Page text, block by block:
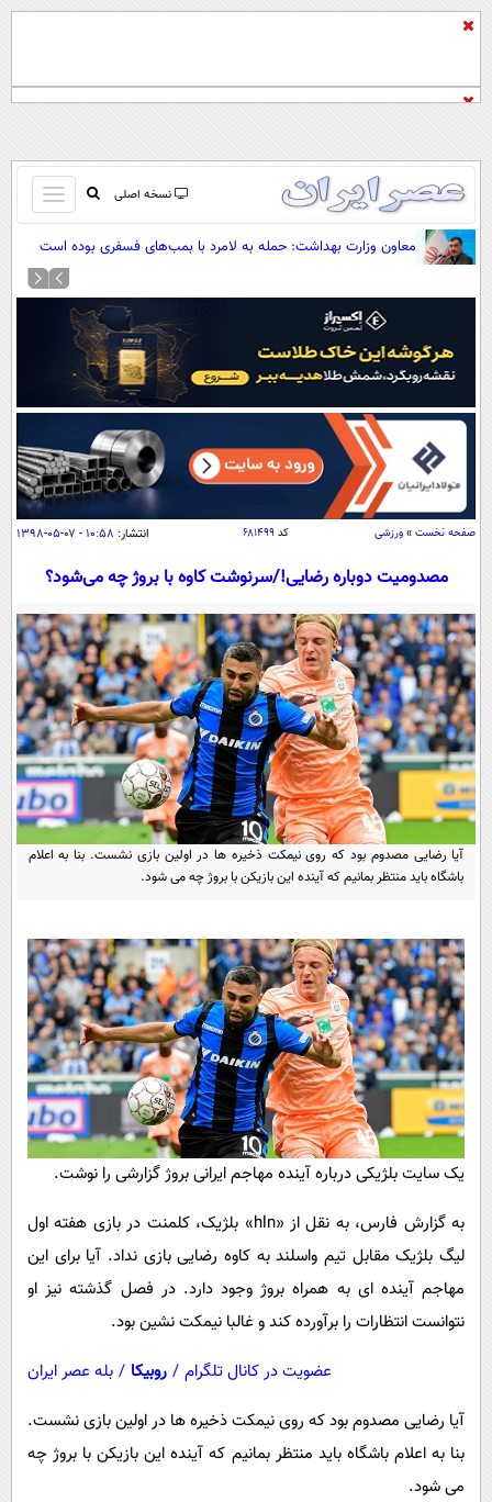
نسخه اصلی
باز
و
بسته
کردن
صفحه اول
آرشیو
نظرسنجی
آب و هوا
اوقات شرعی
سواد زندگی
اقتصاد
اقتصادی
خودرو
جامعه
اجتماعی
حوادث
سلامت
یک برش دانایی
محیط زیست
سفر و تفریح
ورزشی
بین الملل
سیاست خارجی
فرهنگ و هنر
علم و دانش
فناوری و It
علمی
اخبار کریپتو
قرآن
گوناگون
سرگرمی
باشگاه مغز
فیلم
اقتصاد
سیاست
سرگرمی
فناوری
گوناگون
حوادث
محیط زیست
اجتماعی
عصر ایران 2
داستان کوتاه
پیامک
روانشناسی
آشپزی
دانلود
معاون وزارت بهداشت: حمله به لامرد با بمب‌های فسفری بوده است
صفحه نخست » ورزشی کد۶۸۱۴۹۹ انتشار: ۱۰:۵۸ - ۰۷-۰۵-۱۳۹۸
مصدومیت دوباره رضایی!/سرنوشت کاوه با بروژ چه می‌شود؟
آیا رضایی مصدوم بود که روی نیمکت ذخیره ها در اولین بازی نشست. بنا به اعلام
باشگاه باید منتظر بمانیم که آینده این بازیکن با بروژ چه می شود.
یک سایت بلژیکی درباره آینده مهاجم ایرانی بروژ گزارشی را نوشت.
به گزارش فارس، به نقل از «hln» بلژیک، کلمنت در بازی هفته اول
لیگ بلژیک مقابل تیم واسلند به کاوه رضایی بازی نداد. آیا برای این
مهاجم آینده ای به همراه بروژ وجود دارد. در فصل گذشته نیز او
نتوانست انتظارات را برآورده کند و غالبا نیمکت نشین بود.
عضویت در کانال تلگرام / روبیکا / بله عصر ایران
آیا رضایی مصدوم بود که روی نیمکت ذخیره ها در اولین بازی نشست.
بنا به اعلام باشگاه باید منتظر بمانیم که آینده این بازیکن با بروژ چه
می شود.